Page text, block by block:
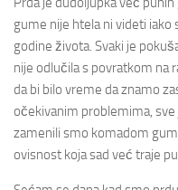
gume nije htela ni videti
godine života. Svaki je
nije odlučila s povratkom na
da bi bilo vreme da znamo
očekivanim problemima, sve
zamenili smo komadom
ovisnost koja sad već traje